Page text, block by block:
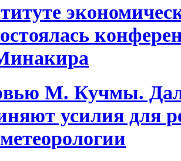
М. Кучмы.
усилия для